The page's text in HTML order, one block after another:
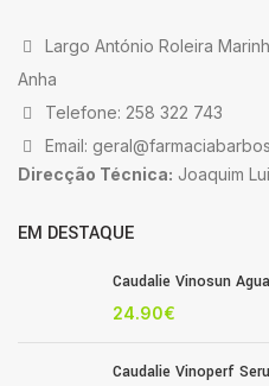
Largo António Roleira
Anha
Telefone: 258 322 743
Email:
Direcção Técnica: Joaquim
EM DESTAQUE
Caudalie Vinosun
24.90€
Caudalie Vinoperf